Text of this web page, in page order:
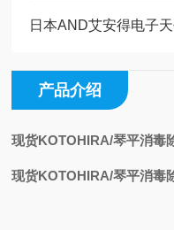
产品介绍
现货KOTOHIRA/琴平消毒
现货KOTOHIRA/琴平消毒